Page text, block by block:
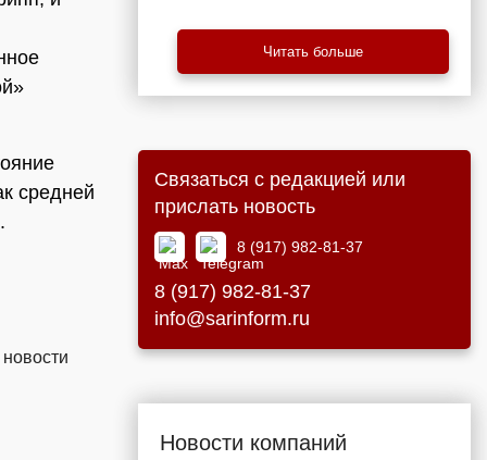
средней
Читать больше
Связаться с редакцией или
прислать новость
8 (917) 982-81-37
8 (917) 982-81-37
info@sarinform.ru
Новости компаний